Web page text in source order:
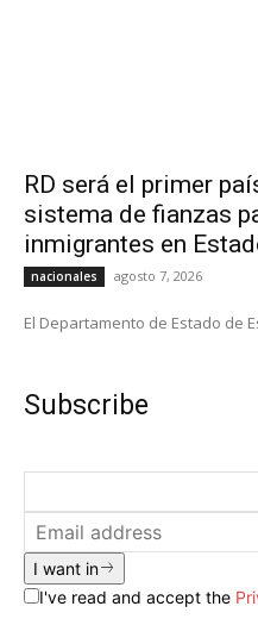
RD será el primer
sistema de fianzas
inmigrantes en
nacionales agosto 7, 2026
El Departamento de Estado de
Subscribe
I want in
I've read and accept the